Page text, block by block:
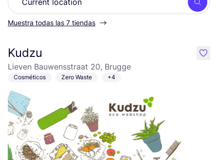
Muestra todas las 7 tiendas
Kudzu
Lieven Bauwensstraat 20, Brugge
Cosméticos Zero Waste +4
like